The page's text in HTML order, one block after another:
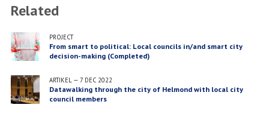
Related
PROJECT
From smart to political: Local councils in/and smart city
decision-making (Completed)
ARTIKEL — 7 DEC 2022
Datawalking through the city of Helmond with local city
council members